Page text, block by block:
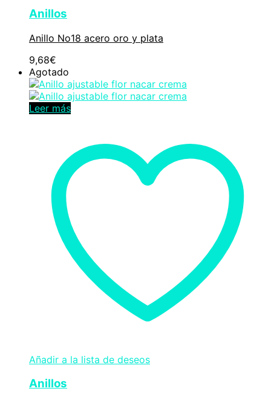
Anillos
Anillo No18 acero oro y plata
9,68€
Agotado
Leer más
Añadir a la lista de deseos
Anillos